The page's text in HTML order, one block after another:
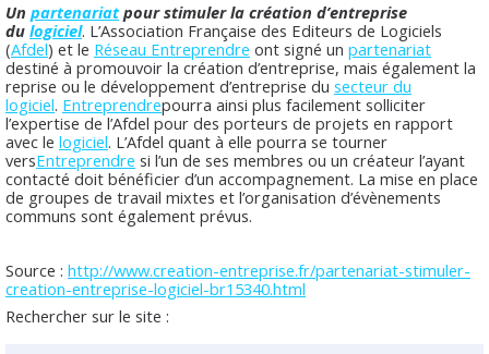
Un partenariatpour stimuler la création d’entreprise
du logiciel. L’Association Française des Editeurs de Logiciels
(Afdel) et le Réseau Entreprendre ont signé un partenariat
destiné à promouvoir la création d’entreprise, mais également la
reprise ou le développement d’entreprise du secteur du
logiciel. Entreprendrepourra ainsi plus facilement solliciter
l’expertise de l’Afdel pour des porteurs de projets en rapport
avec le logiciel. L’Afdel quant à elle pourra se tourner
versEntreprendre si l’un de ses membres ou un créateur l’ayant
contacté doit bénéficier d’un accompagnement. La mise en place
de groupes de travail mixtes et l’organisation d’évènements
communs sont également prévus.
Source : http://www.creation-entreprise.fr/partenariat-stimuler-
creation-entreprise-logiciel-br15340.html
Rechercher sur le site :